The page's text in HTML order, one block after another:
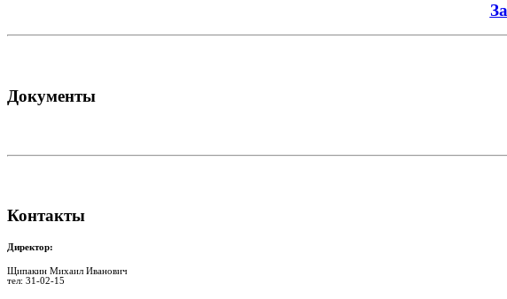
Документы
Контакты
Директор:
Щипакин Михаил Иванович
тел: 31-02-15